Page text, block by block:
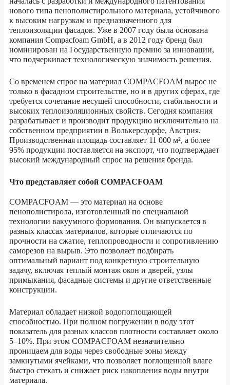
нового типа пенополистирольного материала, устойчивого
к высоким нагрузкам и предназначенного для
теплоизоляции фасадов. Уже в 2007 году была основана
компания Compacfoam GmbH, а в 2012 году бренд был
номинирован на Государственную премию за инновации,
что подчеркивает технологическую значимость решения.
Со временем спрос на материал COMPACFOAM вырос не
только в фасадном строительстве, но и в других сферах, где
требуется сочетание несущей способности, стабильности и
высоких теплоизоляционных свойств. Сегодня компания
разрабатывает и производит продукцию исключительно на
собственном предприятии в Волькерсдорфе, Австрия.
Производственная площадь составляет 11 000 м², а более
95% продукции поставляется на экспорт, что подтверждает
высокий международный спрос на решения бренда.
Что представляет собой COMPACFOAM
COMPACFOAM — это материал на основе
пенополистирола, изготовленный по специальной
технологии вакуумного формования. Он выпускается в
разных классах материалов, которые отличаются по
прочности на сжатие, теплопроводности и сопротивлению
саморезов на вырыв. Это позволяет подбирать
оптимальный вариант под конкретную строительную
задачу, включая теплый монтаж окон и дверей, узлы
примыкания, фасадные системы и другие ответственные
конструкции.
Материал обладает низкой водопоглощающей
способностью. При полном погружении в воду этот
показатель для разных классов плотности составляет около
5–10%. При этом COMPACFOAM незначительно
проницаем для воды через свободные зоны между
замкнутыми ячейками, что позволяет поглощенной влаге
быстро стекать и снижает риск накопления воды внутри
материала.